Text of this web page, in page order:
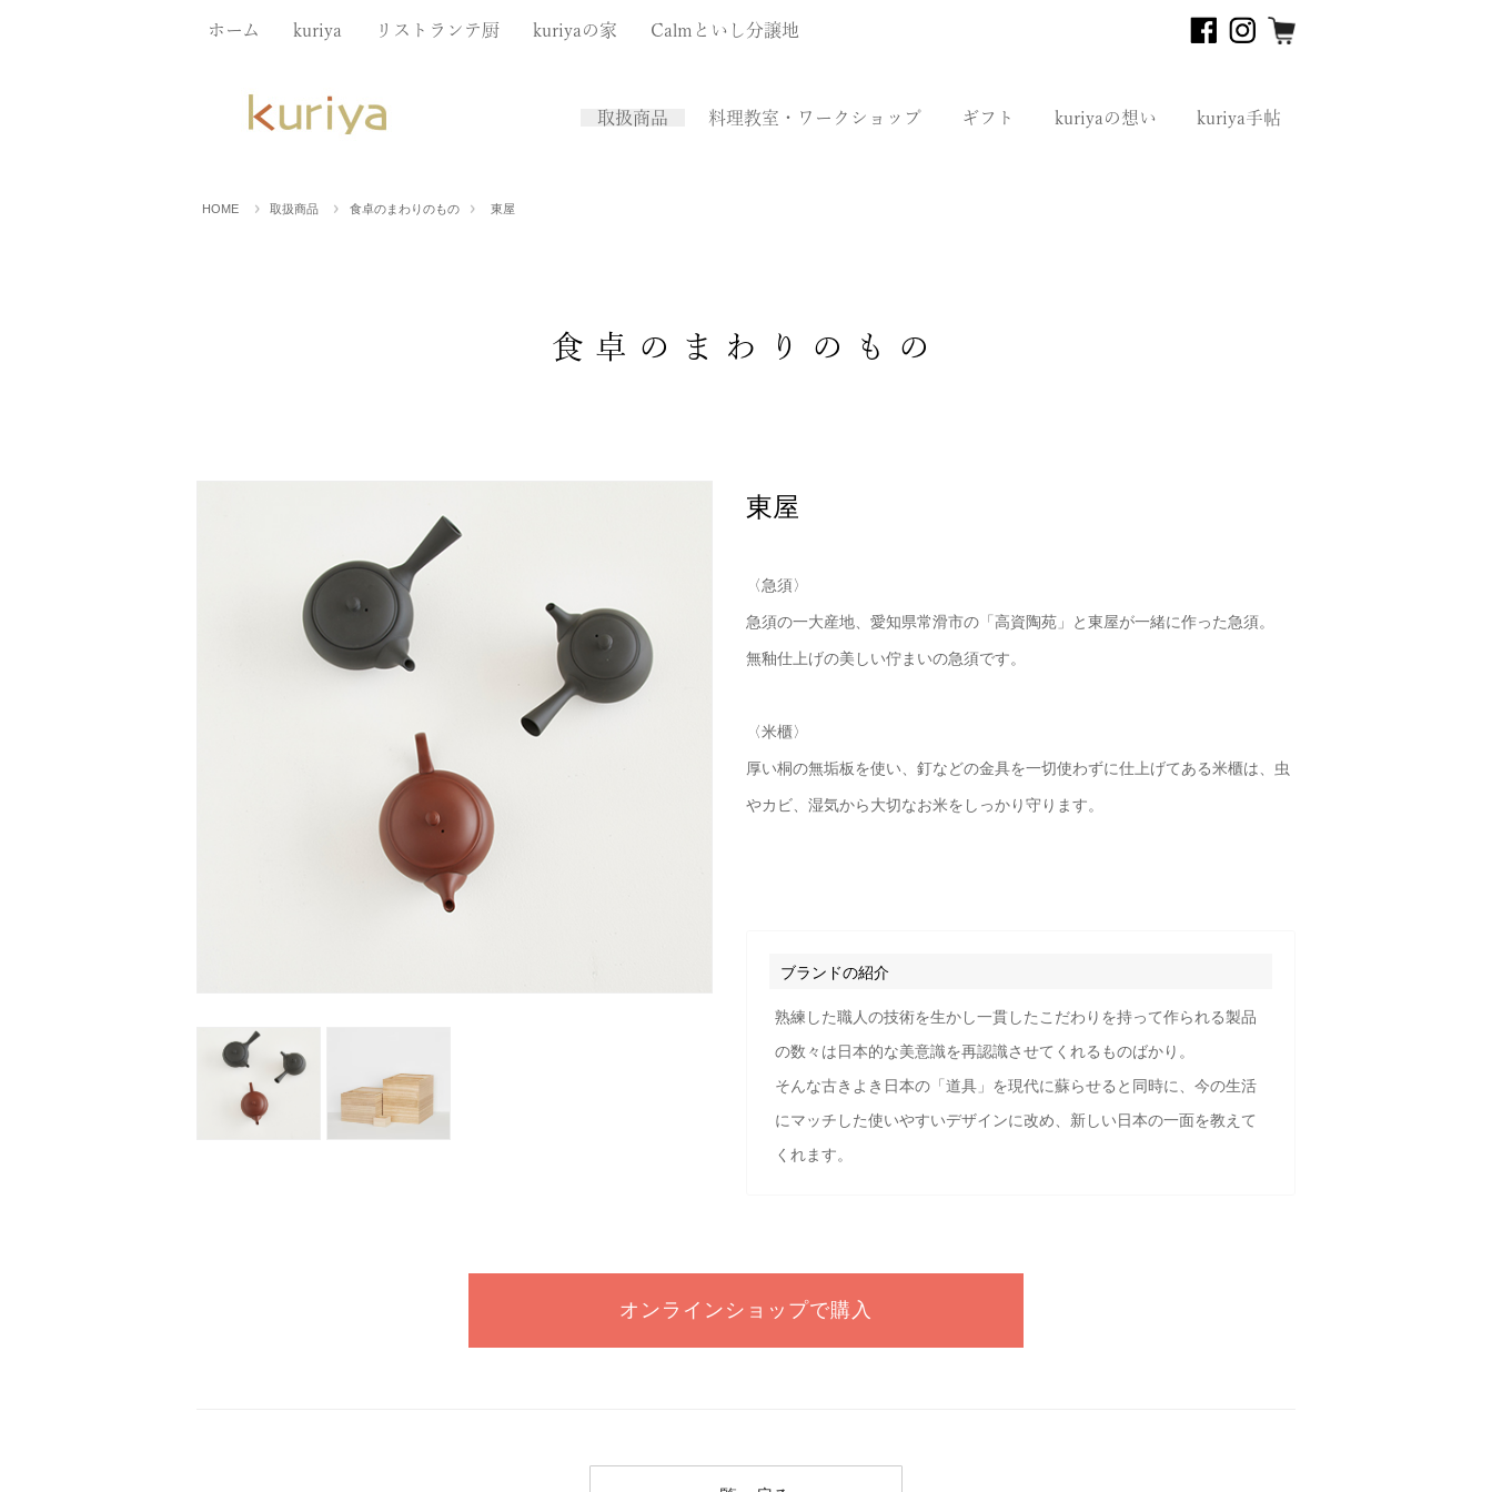
ホーム kuriya リストランテ厨 kuriyaの家 Calmといし分譲地
取扱商品 料理教室・ワークショップ ギフト kuriyaの想い kuriya手帖
HOME 取扱商品 食卓のまわりのもの 東屋
食卓のまわりのもの
東屋
〈急須〉
急須の一大産地、愛知県常滑市の「高資陶苑」と東屋が一緒に作った急須。
無釉仕上げの美しい佇まいの急須です。
〈米櫃〉
厚い桐の無垢板を使い、釘などの金具を一切使わずに仕上げてある米櫃は、虫
やカビ、湿気から大切なお米をしっかり守ります。
ブランドの紹介
熟練した職人の技術を生かし一貫したこだわりを持って作られる製品
の数々は日本的な美意識を再認識させてくれるものばかり。
そんな古きよき日本の「道具」を現代に蘇らせると同時に、今の生活
にマッチした使いやすいデザインに改め、新しい日本の一面を教えて
くれます。
オンラインショップで購入